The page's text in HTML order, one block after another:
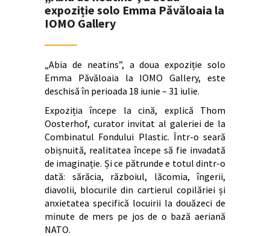
expoziție solo Emma Păvăloaia la
IOMO Gallery
„Abia de neatins”, a doua expoziție solo
Emma Păvăloaia la IOMO Gallery, este
deschisă în perioada 18 iunie – 31 iulie.
Expoziția începe la cină, explică Thom
Oosterhof, curator invitat al galeriei de la
Combinatul Fondului Plastic. Într-o seară
obișnuită, realitatea începe să fie invadată
de imaginație. Și ce pătrunde e totul dintr-o
dată: sărăcia, războiul, lăcomia, îngerii,
diavolii, blocurile din cartierul copilăriei și
anxietatea specifică locuirii la douăzeci de
minute de mers pe jos de o bază aeriană
NATO.